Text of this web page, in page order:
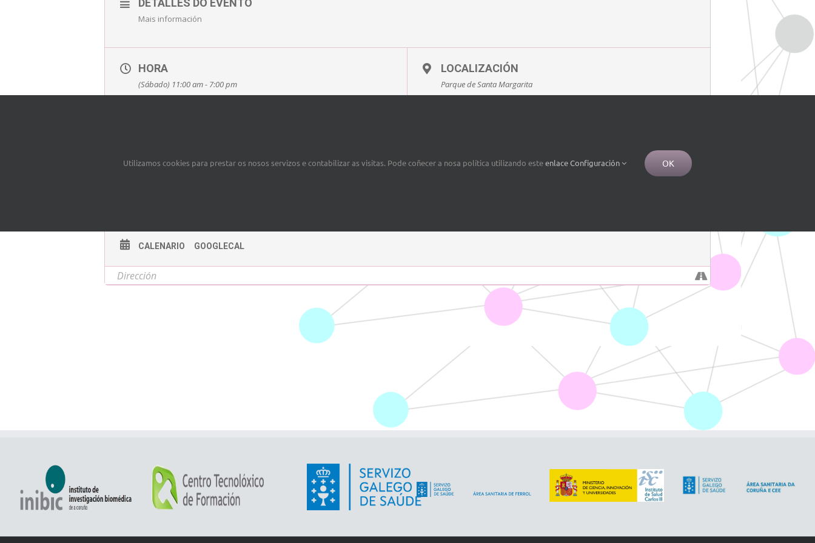
DETALLES DO EVENTO
Mais información
HORA
(Sábado) 11:00 am - 7:00 pm
LOCALIZACIÓN
Parque de Santa Margarita
CALENARIO GOOGLECAL
Utilizamos cookies para prestar os nosos servizos e contabilizar as visitas. Pode coñecer a nosa política utilizando esteenlaceConfiguración OK